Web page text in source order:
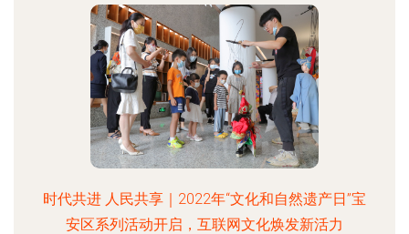
时代共进 人民共享｜2022年“文化和自然遗产日”宝
安区系列活动开启，互联网文化焕发新活力